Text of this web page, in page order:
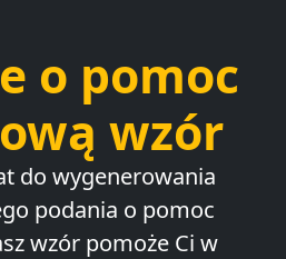
o pomoc
wzór
do wygenerowania
podania o pomoc
wzór pomoże Ci w